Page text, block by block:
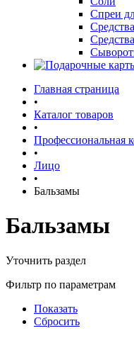
Спреи
Главная страница
•
Каталог товаров
•
Профессиональная
•
Лицо
•
Бальзамы
Бальзамы
Уточнить раздел
Фильтр по параметрам
Показать
Сбросить